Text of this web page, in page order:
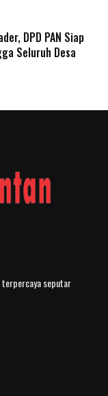
DPD PAN Siap
Seluruh Desa
seputar